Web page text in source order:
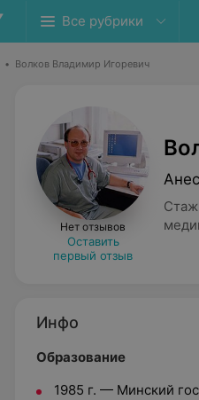
Все рубрики
• Волков Владимир Игоревич
Нет отзывов
Оставить
первый отзыв
Инфо
Образование
1985 г. — Минский